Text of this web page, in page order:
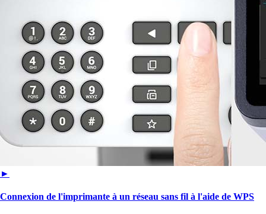
►
Connexion de l'imprimante à un réseau sans fil à l'aide de WPS